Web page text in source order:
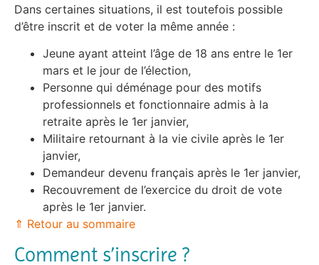
Dans certaines situations, il est toutefois possible
d’être inscrit et de voter la même année :
Jeune ayant atteint l’âge de 18 ans entre le 1er
mars et le jour de l’élection,
Personne qui déménage pour des motifs
professionnels et fonctionnaire admis à la
retraite après le 1er janvier,
Militaire retournant à la vie civile après le 1er
janvier,
Demandeur devenu français après le 1er janvier,
Recouvrement de l’exercice du droit de vote
après le 1er janvier.
⇑ Retour au sommaire
Comment s’inscrire ?